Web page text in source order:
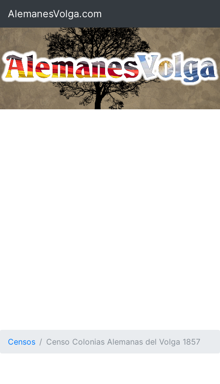
AlemanesVolga.com
Censos Censo Colonias Alemanas del Volga 1857